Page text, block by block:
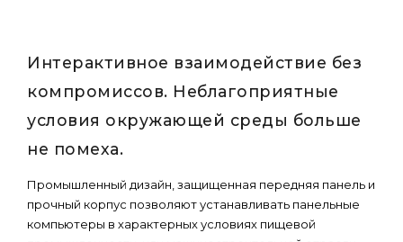
Интерактивное взаимодействие без
компромиссов. Неблагоприятные
условия окружающей среды больше
не помеха.
Промышленный дизайн, защищенная передняя панель и
прочный корпус позволяют устанавливать панельные
компьютеры в характерных условиях пищевой